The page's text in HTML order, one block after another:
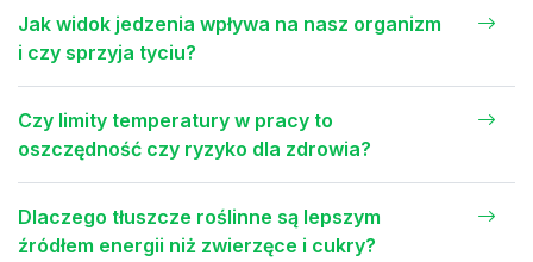
Jak widok jedzenia wpływa na nasz organizm
i czy sprzyja tyciu?
Czy limity temperatury w pracy to
oszczędność czy ryzyko dla zdrowia?
Dlaczego tłuszcze roślinne są lepszym
źródłem energii niż zwierzęce i cukry?